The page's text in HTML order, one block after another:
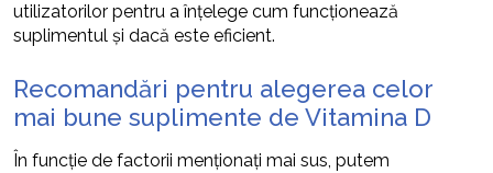
utilizatorilor pentru a înțelege cum funcționează
suplimentul și dacă este eficient.
Recomandări pentru alegerea celor
mai bune suplimente de Vitamina D
În funcție de factorii menționați mai sus, putem